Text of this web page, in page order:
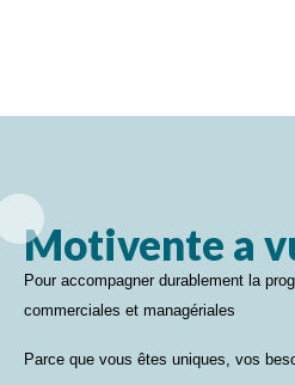
Motivente a
Pour accompagner durablement la
commerciales et managériales
Parce que vous êtes uniques, vos